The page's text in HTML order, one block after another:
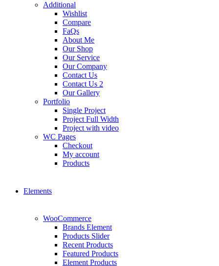
Additional
Wishlist
Compare
FaQs
About Me
Our Shop
Our Service
Our Company
Contact Us
Contact Us 2
Our Gallery
Portfolio
Single Project
Project Full Width
Project with video
WC Pages
Checkout
My account
Products
Elements
WooCommerce
Brands Element
Products Slider
Recent Products
Featured Products
Element Products